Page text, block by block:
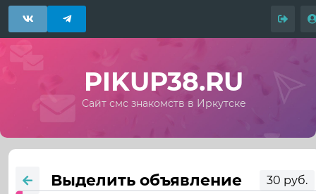
PIKUP38.RU
Сайт смс знакомств в Иркутске
Выделить объявление 30 руб.